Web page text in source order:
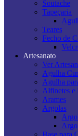
Soutache
Tapeçaria
Teares
Fecho de
Artesanato
Ver
Agulha
Agulha
Alfinetes e
Arames
Argolas
Base para